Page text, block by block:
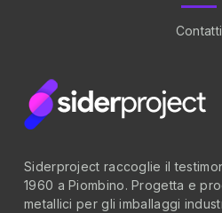
Contatti
Siderproject raccoglie il
1960 a Piombino. Progetta e
metallici per gli imballaggi